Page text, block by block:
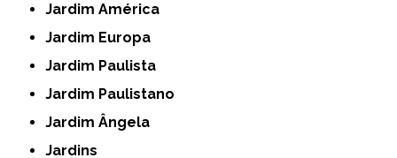
Jardim América
Jardim Europa
Jardim Paulista
Jardim Paulistano
Jardim Ângela
Jardins